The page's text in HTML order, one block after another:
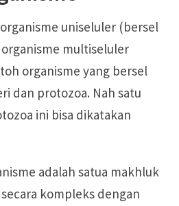
uniseluler (bersel
multiseluler
organisme yang bersel
dan protozoa. Nah satu
ini bisa dikatakan
adalah satua makhluk
kompleks dengan